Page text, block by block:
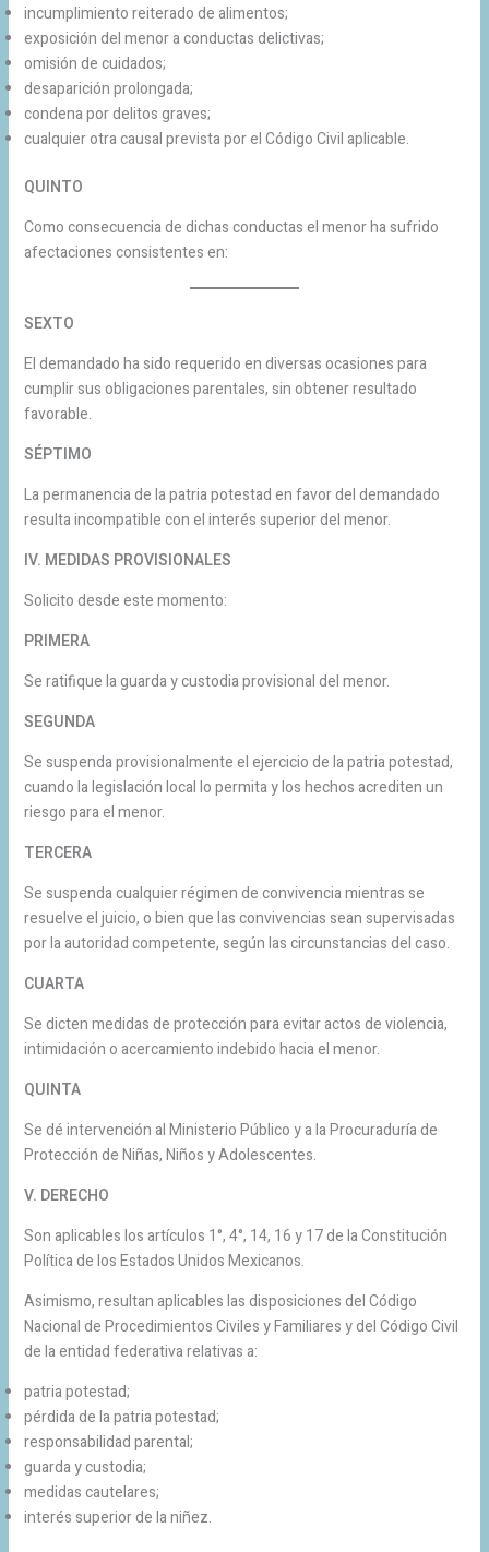
incumplimiento reiterado de alimentos;
exposición del menor a conductas delictivas;
omisión de cuidados;
desaparición prolongada;
condena por delitos graves;
cualquier otra causal prevista por el Código Civil aplicable.
QUINTO
Como consecuencia de dichas conductas el menor ha sufrido
afectaciones consistentes en:
SEXTO
El demandado ha sido requerido en diversas ocasiones para
cumplir sus obligaciones parentales, sin obtener resultado
favorable.
SÉPTIMO
La permanencia de la patria potestad en favor del demandado
resulta incompatible con el interés superior del menor.
IV. MEDIDAS PROVISIONALES
Solicito desde este momento:
PRIMERA
Se ratifique la guarda y custodia provisional del menor.
SEGUNDA
Se suspenda provisionalmente el ejercicio de la patria potestad,
cuando la legislación local lo permita y los hechos acrediten un
riesgo para el menor.
TERCERA
Se suspenda cualquier régimen de convivencia mientras se
resuelve el juicio, o bien que las convivencias sean supervisadas
por la autoridad competente, según las circunstancias del caso.
CUARTA
Se dicten medidas de protección para evitar actos de violencia,
intimidación o acercamiento indebido hacia el menor.
QUINTA
Se dé intervención al Ministerio Público y a la Procuraduría de
Protección de Niñas, Niños y Adolescentes.
V. DERECHO
Son aplicables los artículos 1°, 4°, 14, 16 y 17 de la Constitución
Política de los Estados Unidos Mexicanos.
Asimismo, resultan aplicables las disposiciones del Código
Nacional de Procedimientos Civiles y Familiares y del Código Civil
de la entidad federativa relativas a:
patria potestad;
pérdida de la patria potestad;
responsabilidad parental;
guarda y custodia;
medidas cautelares;
interés superior de la niñez.